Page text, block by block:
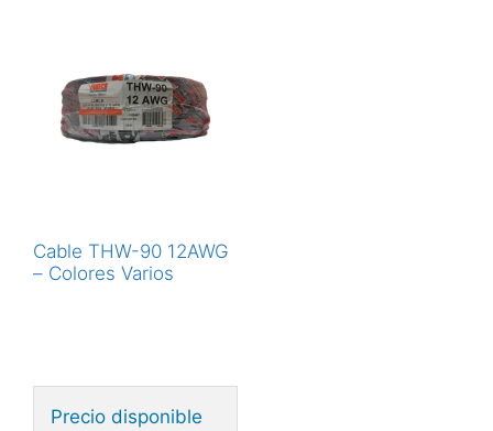
Cable THW-90 12AWG
– Colores Varios
Precio disponible